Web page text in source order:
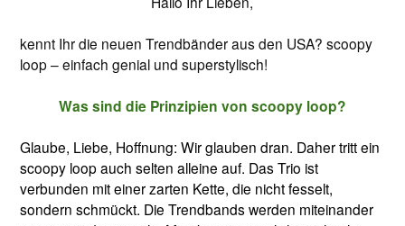
kennt Ihr die neuen Trendbänder aus den USA? scoopy
loop – einfach genial und superstylisch!
Was sind die Prinzipien von scoopy loop?
Glaube, Liebe, Hoffnung: Wir glauben dran. Daher tritt ein
scoopy loop auch selten alleine auf. Das Trio ist
verbunden mit einer zarten Kette, die nicht fesselt,
sondern schmückt. Die Trendbands werden miteinander